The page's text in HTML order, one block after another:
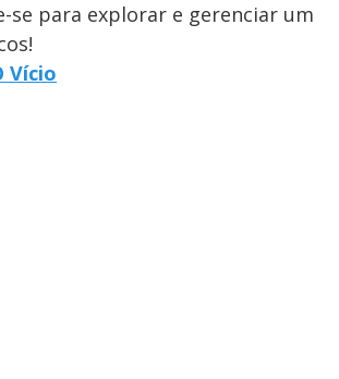
se para explorar e gerenciar um
Vício